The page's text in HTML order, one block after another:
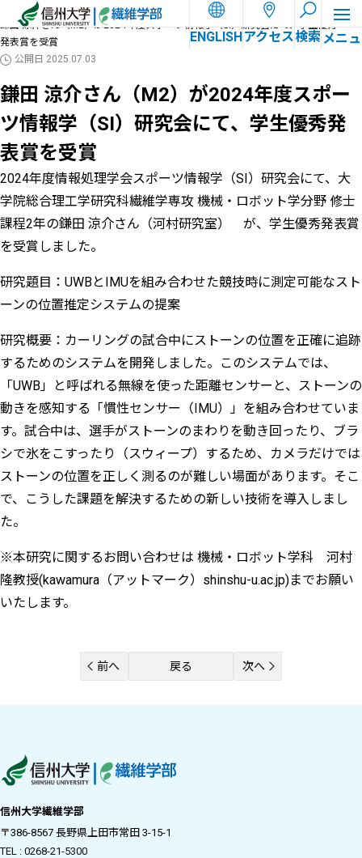
ホーム
お知らせ
鎌田 涼介さん（M2）が2024年度スポーツ情報学（SI）研究会にて、学生優秀
発表賞を受賞
公開日 2025.07.03
鎌田 涼介さん（M2）が2024年度スポー
ツ情報学（SI）研究会にて、学生優秀発
表賞を受賞
2024年度情報処理学会スポーツ情報学（SI）研究会にて、大
学院総合理工学研究科繊維学専攻 機械・ロボット学分野 修士
課程2年の鎌田 涼介さん（河村研究室） が、学生優秀発表賞
を受賞しました。
研究題目：UWBとIMUを組み合わせた競技時に測定可能なスト
ーンの位置推定システムの提案
研究概要：カーリングの試合中にストーンの位置を正確に追跡
するためのシステムを開発しました。このシステムでは、
「UWB」と呼ばれる無線を使った距離センサーと、ストーンの
動きを感知する「慣性センサー（IMU）」を組み合わせていま
す。試合中は、選手がストーンのまわりを動き回ったり、ブラ
シで氷をこすったり（スウィープ）するため、カメラだけでは
ストーンの位置を正しく測るのが難しい場面があります。そこ
で、こうした課題を解決するための新しい技術を導入しまし
た。
※本研究に関するお問い合わせは 機械・ロボット学科 河村
隆教授(kawamura（アットマーク）shinshu-u.ac.jp)までお願い
いたします。
前へ 戻る 次へ
信州大学繊維学部
〒386-8567 長野県上田市常田 3-15-1
TEL : 0268-21-5300
ENGLISHアクセス検索